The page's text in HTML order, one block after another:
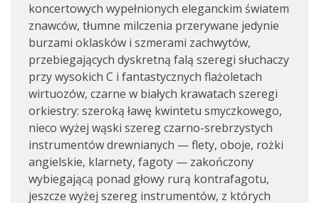
koncertowych wypełnionych eleganckim światem
znawców, tłumne milczenia przerywane jedynie
burzami oklasków i szmerami zachwytów,
przebiegających dyskretną falą szeregi słuchaczy
przy wysokich C i fantastycznych flażoletach
wirtuozów, czarne w białych krawatach szeregi
orkiestry: szeroką ławę kwintetu smyczkowego,
nieco wyżej wąski szereg czarno-srebrzystych
instrumentów drewnianych — flety, oboje, rożki
angielskie, klarnety, fagoty — zakończony
wybiegającą ponad głowy rurą kontrafagotu,
jeszcze wyżej szereg instrumentów, z których